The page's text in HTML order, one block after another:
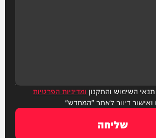
השימוש והתקנון ומדיניות הפרטיות
דיוור לאתר "המחדש"
שליחה